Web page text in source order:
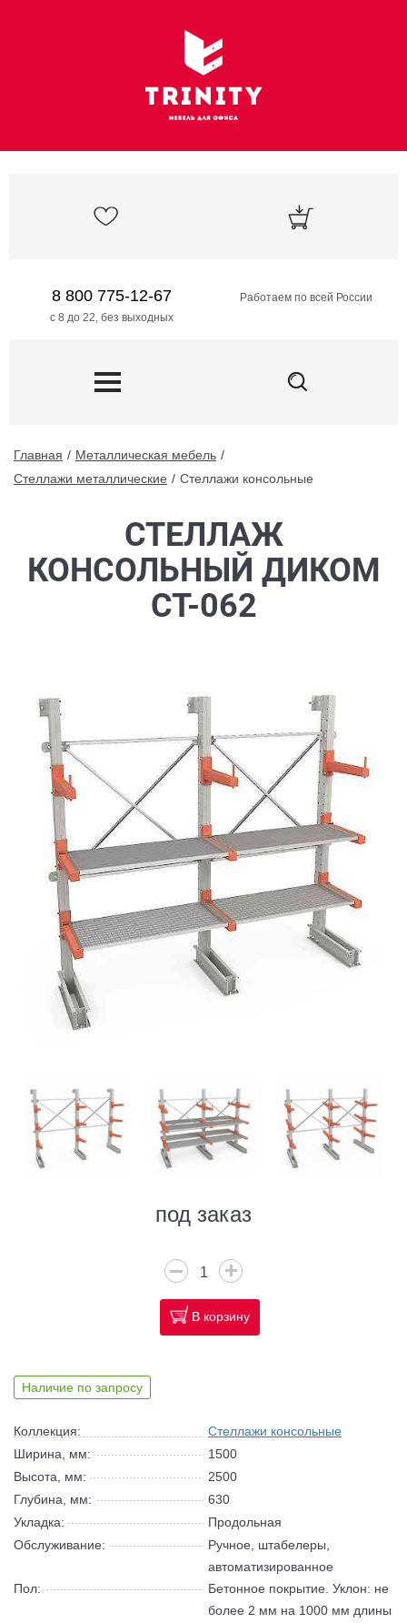
8 800 775-12-67
с 8 до 22, без выходных
Работаем по всей России
Главная
Металлическая мебель
Стеллажи металлические
Стеллажи консольные
СТЕЛЛАЖ
КОНСОЛЬНЫЙ ДИКОМ
СТ-062
под заказ
В корзину
Наличие по запросу
Коллекция:
Стеллажи консольные
Ширина, мм:
1500
Высота, мм:
2500
Глубина, мм:
630
Укладка:
Продольная
Обслуживание:
Ручное, штабелеры,
автоматизированное
Пол:
Бетонное покрытие. Уклон: не
более 2 мм на 1000 мм длины